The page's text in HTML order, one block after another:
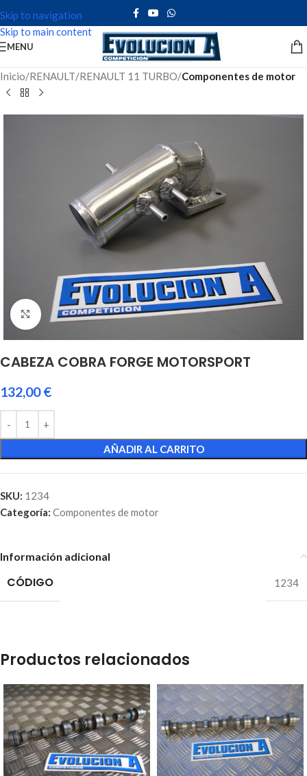
Skip to navigation
Skip to main content
MENU
Inicio RENAULT RENAULT 11 TURBO Componentes de motor
Click to enlarge
CABEZA COBRA FORGE MOTORSPORT
132,00€
AÑADIR AL CARRITO
SKU: 1234
Categoría: Componentes de motor
Información adicional
CÓDIGO 1234
Productos relacionados